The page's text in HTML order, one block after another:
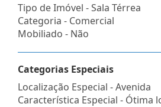
Tipo de Imóvel - Sala Térrea
Categoria - Comercial
Mobiliado - Não
Categorias Especiais
Localização Especial - Avenida
Característica Especial - Ótima